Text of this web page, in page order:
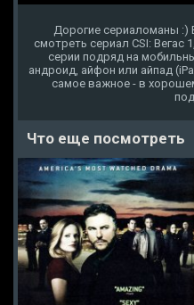
Дорогие сериаломаны
смотреть сериал CSI: Вегас
серии подряд на
андроид, айфон или айпад
самое важное - в
Что еще посмотреть